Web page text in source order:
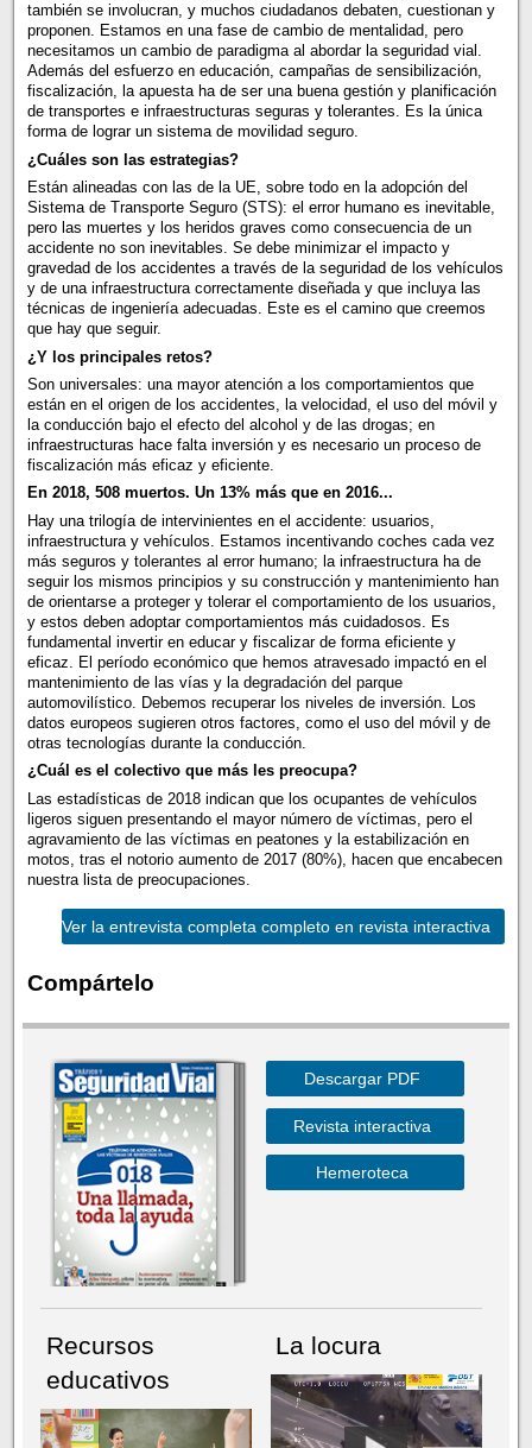
también se involucran, y muchos ciudadanos debaten, cuestionan y
proponen. Estamos en una fase de cambio de mentalidad, pero
necesitamos un cambio de paradigma al abordar la seguridad vial.
Además del esfuerzo en educación, campañas de sensibilización,
fiscalización, la apuesta ha de ser una buena gestión y planificación
de transportes e infraestructuras seguras y tolerantes. Es la única
forma de lograr un sistema de movilidad seguro.
¿Cuáles son las estrategias?
Están alineadas con las de la UE, sobre todo en la adopción del
Sistema de Transporte Seguro (STS): el error humano es inevitable,
pero las muertes y los heridos graves como consecuencia de un
accidente no son inevitables. Se debe minimizar el impacto y
gravedad de los accidentes a través de la seguridad de los vehículos
y de una infraestructura correctamente diseñada y que incluya las
técnicas de ingeniería adecuadas. Este es el camino que creemos
que hay que seguir.
¿Y los principales retos?
Son universales: una mayor atención a los comportamientos que
están en el origen de los accidentes, la velocidad, el uso del móvil y
la conducción bajo el efecto del alcohol y de las drogas; en
infraestructuras hace falta inversión y es necesario un proceso de
fiscalización más eficaz y eficiente.
En 2018, 508 muertos. Un 13% más que en 2016...
Hay una trilogía de intervinientes en el accidente: usuarios,
infraestructura y vehículos. Estamos incentivando coches cada vez
más seguros y tolerantes al error humano; la infraestructura ha de
seguir los mismos principios y su construcción y mantenimiento han
de orientarse a proteger y tolerar el comportamiento de los usuarios,
y estos deben adoptar comportamientos más cuidadosos. Es
fundamental invertir en educar y fiscalizar de forma eficiente y
eficaz. El período económico que hemos atravesado impactó en el
mantenimiento de las vías y la degradación del parque
automovilístico. Debemos recuperar los niveles de inversión. Los
datos europeos sugieren otros factores, como el uso del móvil y de
otras tecnologías durante la conducción.
¿Cuál es el colectivo que más les preocupa?
Las estadísticas de 2018 indican que los ocupantes de vehículos
ligeros siguen presentando el mayor número de víctimas, pero el
agravamiento de las víctimas en peatones y la estabilización en
motos, tras el notorio aumento de 2017 (80%), hacen que encabecen
nuestra lista de preocupaciones.
Ver la entrevista completa completo en revista interactiva
Compártelo
Descargar PDF
Revista interactiva
Hemeroteca
Recursos
educativos
La locura